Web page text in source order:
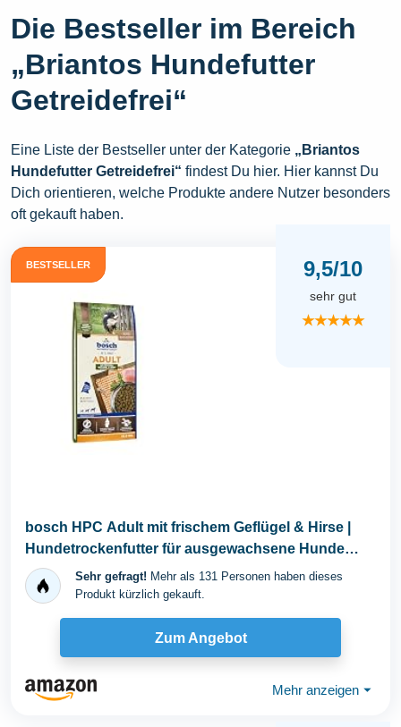
Die Bestseller im Bereich
„Briantos Hundefutter
Getreidefrei“
Eine Liste der Bestseller unter der Kategorie „Briantos
Hundefutter Getreidefrei“ findest Du hier. Hier kannst Du
Dich orientieren, welche Produkte andere Nutzer besonders
oft gekauft haben.
BESTSELLER 9,5/10
sehr gut
★★★★★
bosch HPC Adult mit frischem Geflügel & Hirse |
Hundetrockenfutter für ausgewachsene Hunde
aller...
Sehr gefragt! Mehr als 131 Personen haben dieses
Produkt kürzlich gekauft.
Zum Angebot
Mehr anzeigen ⏷